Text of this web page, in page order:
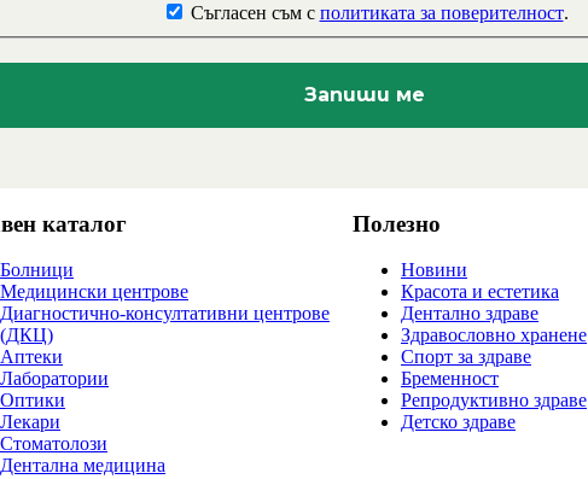
Съгласен съм с политиката за поверителност.
каталог
Болници
Медицински центрове
Диагностично-консултативни центрове
(ДКЦ)
Аптеки
Лаборатории
Оптики
Лекари
Стоматолози
Дентална медицина
Полезно
Новини
Красота и естетика
Дентално здраве
Здравословно хранене
Спорт за здраве
Бременност
Репродуктивно здраве
Детско здраве